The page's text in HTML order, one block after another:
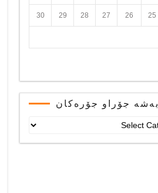
25
26
27
28
29
30
بەشە جۆراو جۆرەکان